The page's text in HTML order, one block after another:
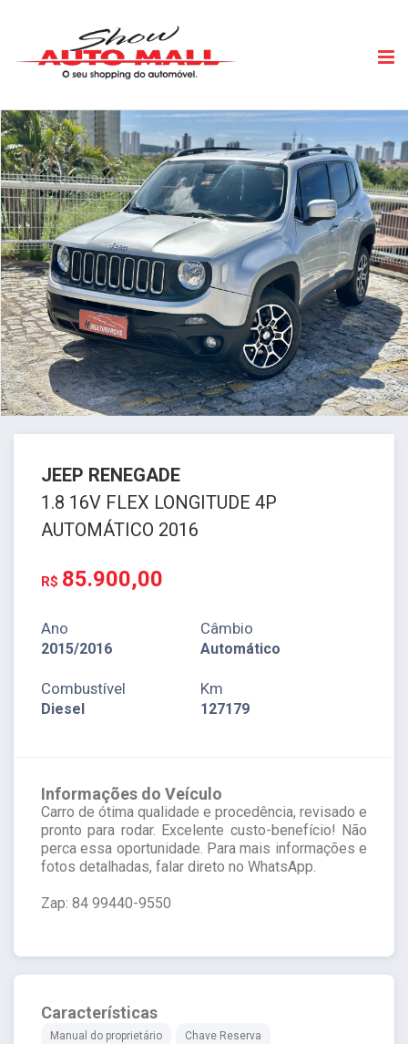
JEEP RENEGADE
1.8 16V FLEX LONGITUDE 4P
AUTOMÁTICO 2016
R$ 85.900,00
Ano
2015/2016
Câmbio
Automático
Combustível
Diesel
Km
127179
Informações do Veículo
Carro de ótima qualidade e procedência, revisado e
pronto para rodar. Excelente custo-benefício! Não
perca essa oportunidade. Para mais informações e
fotos detalhadas, falar direto no WhatsApp.
Zap: 84 99440-9550
Características
Manual do proprietário Chave Reserva